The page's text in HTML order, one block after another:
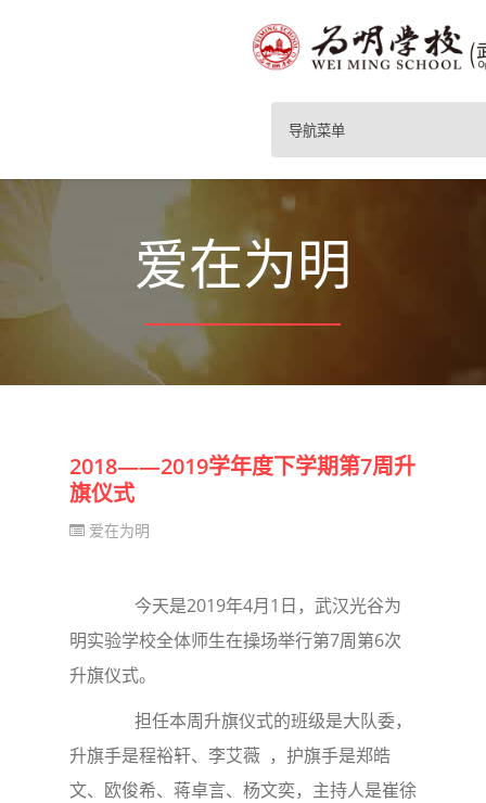
导航菜单
爱在为明
2018——2019学年度下学期第7周升
旗仪式
爱在为明
今天是2019年4月1日，武汉光谷为
明实验学校全体师生在操场举行第7周第6次
升旗仪式。
担任本周升旗仪式的班级是大队委，
升旗手是程裕轩、李艾薇 ，护旗手是郑皓
文、欧俊希、蒋卓言、杨文奕，主持人是崔徐